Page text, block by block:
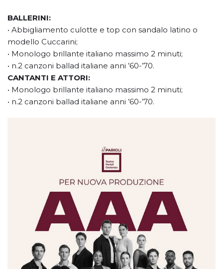
BALLERINI:
• Abbigliamento culotte e top con sandalo latino o
modello Cuccarini;
• Monologo brillante italiano massimo 2 minuti;
• n.2 canzoni ballad italiane anni ’60-’70.
CANTANTI E ATTORI:
• Monologo brillante italiano massimo 2 minuti;
• n.2 canzoni ballad italiane anni ’60-’70.